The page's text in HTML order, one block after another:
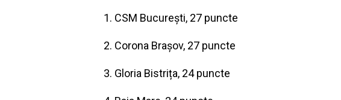
1. CSM București, 27 puncte
2. Corona Brașov, 27 puncte
3. Gloria Bistrița, 24 puncte